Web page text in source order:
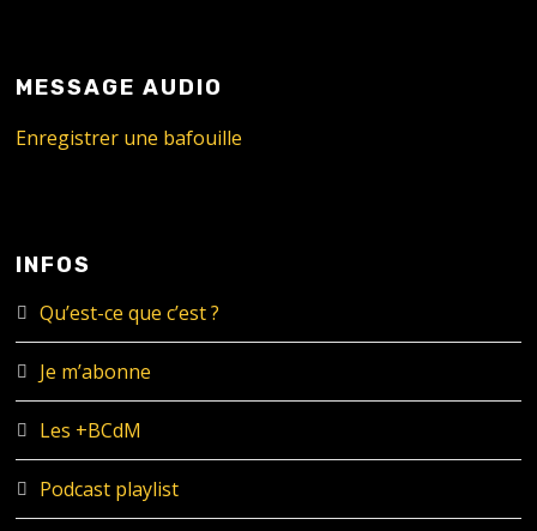
MESSAGE AUDIO
Enregistrer une bafouille
INFOS
Qu’est-ce que c’est ?
Je m’abonne
Les +BCdM
Podcast playlist